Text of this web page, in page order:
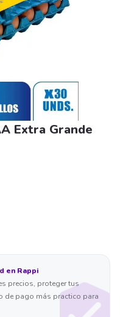
Extra Grande
en Rappi
precios, proteger tus
de pago más practico para